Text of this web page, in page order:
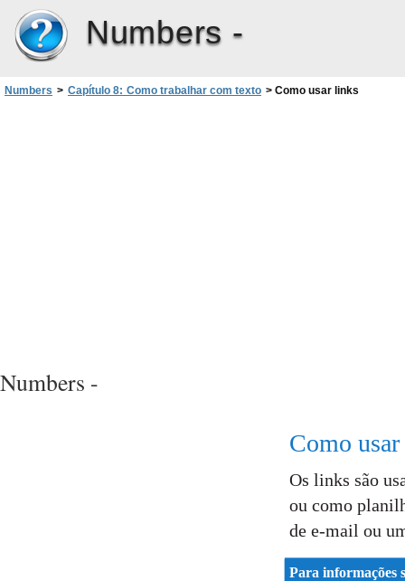
Numbers -
Numbers > Capítulo 8: Como trabalhar com texto > Como usar links
Numbers -
Como
Os links são
ou como
de e-mail ou
Para informações